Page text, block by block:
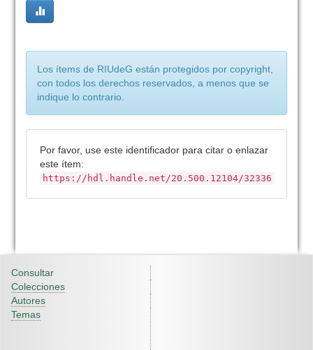
Los ítems de RIUdeG están protegidos por copyright,
con todos los derechos reservados, a menos que se
indique lo contrario.
Por favor, use este identificador para citar o enlazar
este ítem:
https://hdl.handle.net/20.500.12104/32336
Consultar
Colecciones
Autores
Temas